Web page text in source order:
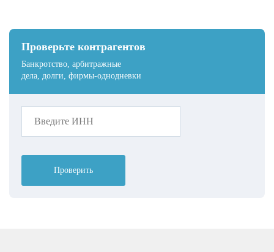
Проверьте контрагентов
Банкротство, арбитражные
дела, долги, фирмы-однодневки
Проверить